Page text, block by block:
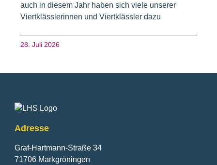
auch in diesem Jahr haben sich viele unserer
Viertklässlerinnen und Viertklässler dazu
28. Juli 2026
Fusszeile
Adresse
Graf-Hartmann-Straße 34
71706 Markgröningen